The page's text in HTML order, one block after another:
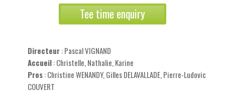
Tee time enquiry
Directeur: Pascal VIGNAND
Accueil: Christelle, Nathalie, Karine
Pros: Christine WENANDY, Gilles DELAVALLADE, Pierre-Ludovic
COUVERT